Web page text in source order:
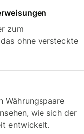
zum
das ohne versteckte
Währungspaare
wie sich der
entwickelt.